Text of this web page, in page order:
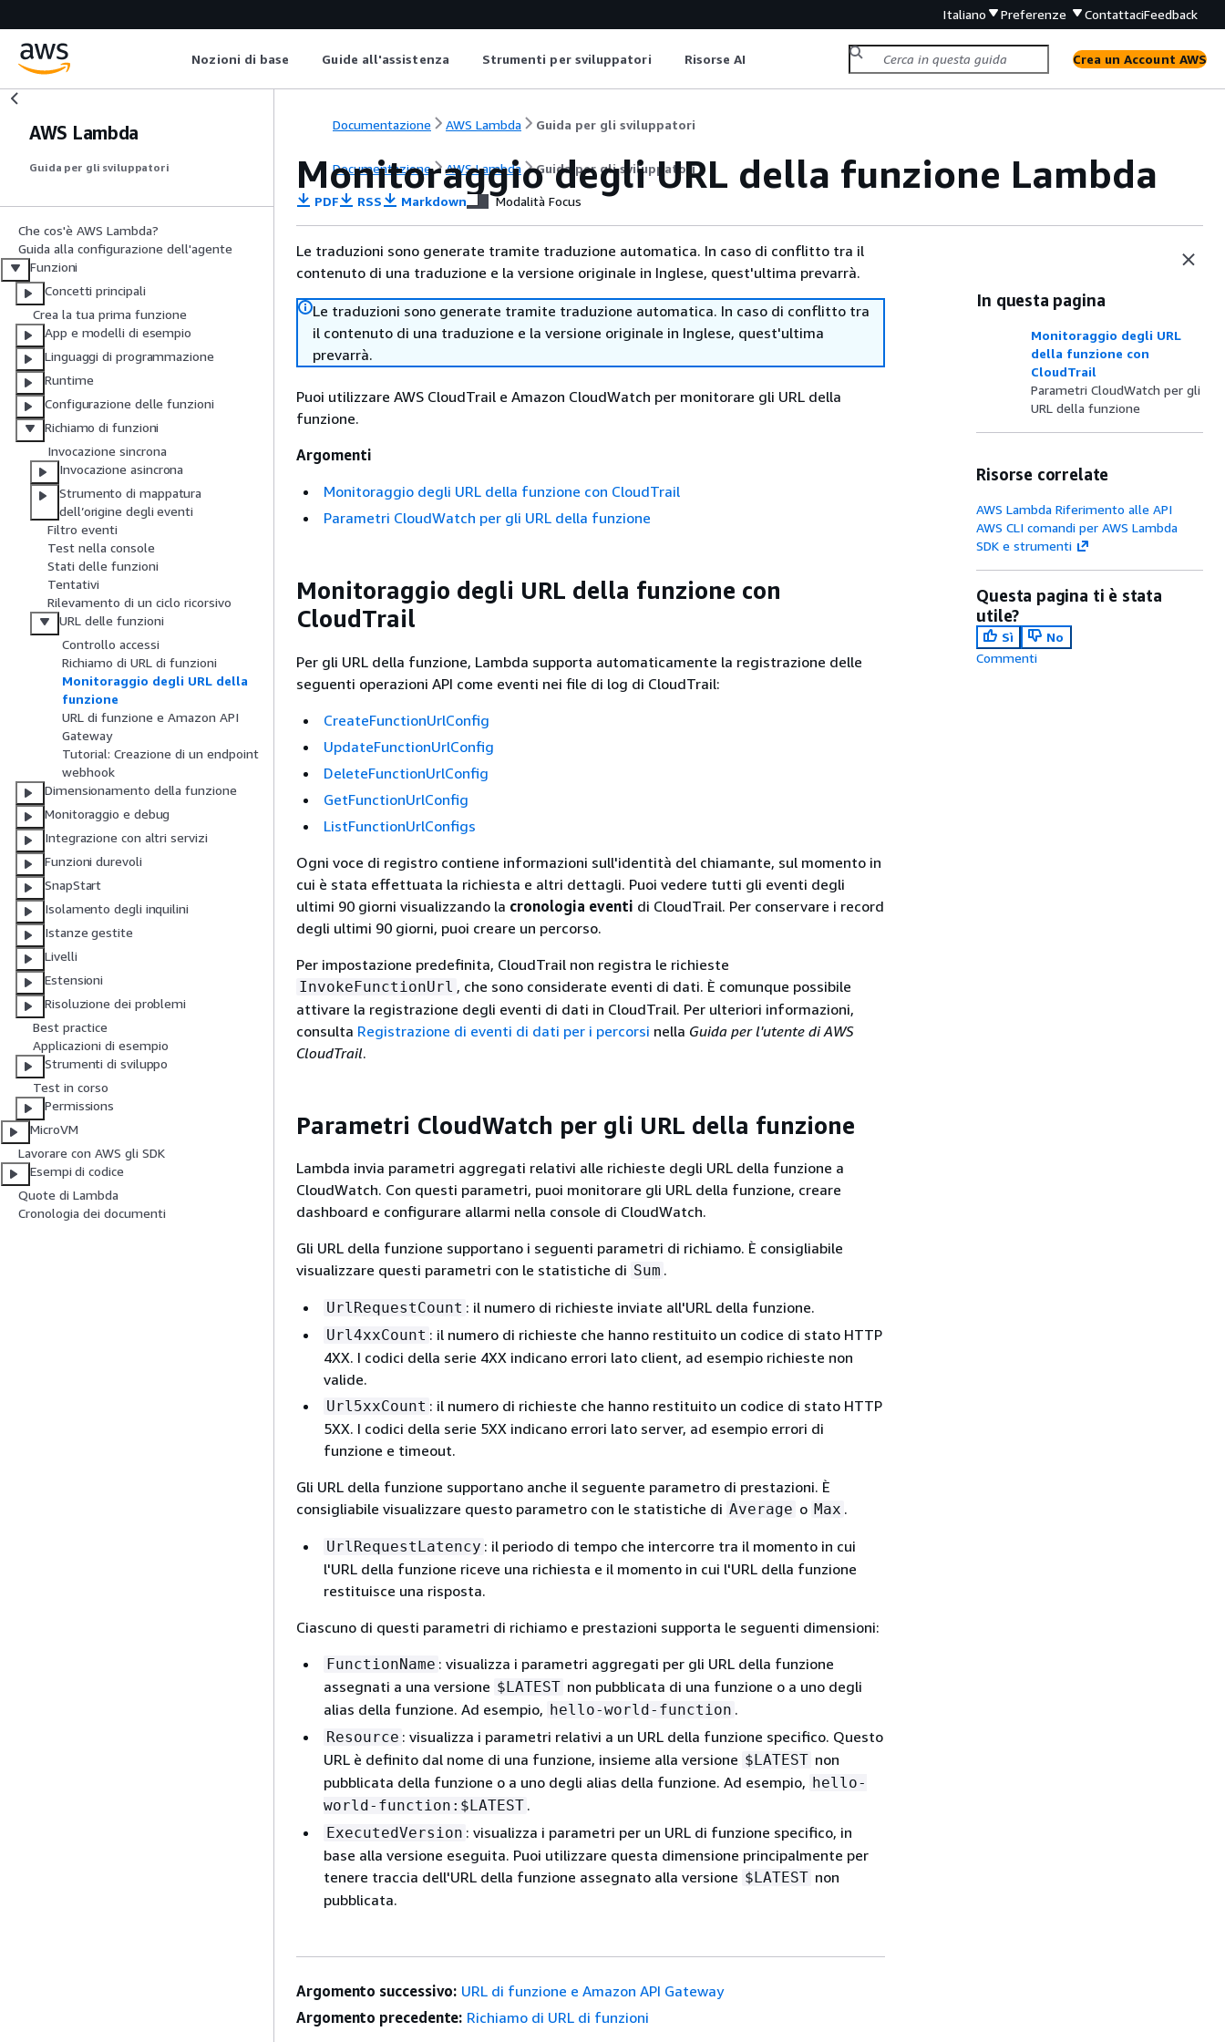
Italiano Preferenze ContattaciFeedback
Nozioni di base Guide all'assistenza Strumenti per sviluppatori Risorse AI Crea un Account AWS
AWS Lambda
Guida per gli sviluppatori
Che cos'è AWS Lambda?
Guida alla configurazione dell'agente
Funzioni
Concetti principali
Crea la tua prima funzione
App e modelli di esempio
Linguaggi di programmazione
Runtime
Configurazione delle funzioni
Richiamo di funzioni
Invocazione sincrona
Invocazione asincrona
Strumento di mappatura
dell’origine degli eventi
Filtro eventi
Test nella console
Stati delle funzioni
Tentativi
Rilevamento di un ciclo ricorsivo
URL delle funzioni
Controllo accessi
Richiamo di URL di funzioni
Monitoraggio degli URL della
funzione
URL di funzione e Amazon API
Gateway
Tutorial: Creazione di un endpoint
webhook
Dimensionamento della funzione
Monitoraggio e debug
Integrazione con altri servizi
Funzioni durevoli
SnapStart
Isolamento degli inquilini
Istanze gestite
Livelli
Estensioni
Risoluzione dei problemi
Best practice
Applicazioni di esempio
Strumenti di sviluppo
Test in corso
Permissions
MicroVM
Lavorare con AWS gli SDK
Esempi di codice
Quote di Lambda
Cronologia dei documenti
Documentazione AWS Lambda Guida per gli sviluppatori
Documentazione AWS Lambda Guida per gli sviluppatori
Monitoraggio degli URL della funzione Lambda
PDF RSS Markdown Modalità Focus
Le traduzioni sono generate tramite traduzione automatica. In caso di conflitto tra il
contenuto di una traduzione e la versione originale in Inglese, quest'ultima prevarrà.
Le traduzioni sono generate tramite traduzione automatica. In caso di conflitto tra
il contenuto di una traduzione e la versione originale in Inglese, quest'ultima
prevarrà.
Puoi utilizzare AWS CloudTrail e Amazon CloudWatch per monitorare gli URL della
funzione.
Argomenti
Monitoraggio degli URL della funzione con CloudTrail
Parametri CloudWatch per gli URL della funzione
Monitoraggio degli URL della funzione con
CloudTrail
Per gli URL della funzione, Lambda supporta automaticamente la registrazione delle
seguenti operazioni API come eventi nei file di log di CloudTrail:
CreateFunctionUrlConfig
UpdateFunctionUrlConfig
DeleteFunctionUrlConfig
GetFunctionUrlConfig
ListFunctionUrlConfigs
Ogni voce di registro contiene informazioni sull'identità del chiamante, sul momento in
cui è stata effettuata la richiesta e altri dettagli. Puoi vedere tutti gli eventi degli
ultimi 90 giorni visualizzando la cronologia eventi di CloudTrail. Per conservare i record
degli ultimi 90 giorni, puoi creare un percorso.
Per impostazione predefinita, CloudTrail non registra le richieste
InvokeFunctionUrl , che sono considerate eventi di dati. È comunque possibile
attivare la registrazione degli eventi di dati in CloudTrail. Per ulteriori informazioni,
consulta Registrazione di eventi di dati per i percorsi nella Guida per l'utente di AWS
CloudTrail.
Parametri CloudWatch per gli URL della funzione
Lambda invia parametri aggregati relativi alle richieste degli URL della funzione a
CloudWatch. Con questi parametri, puoi monitorare gli URL della funzione, creare
dashboard e configurare allarmi nella console di CloudWatch.
Gli URL della funzione supportano i seguenti parametri di richiamo. È consigliabile
visualizzare questi parametri con le statistiche di Sum .
UrlRequestCount : il numero di richieste inviate all'URL della funzione.
Url4xxCount : il numero di richieste che hanno restituito un codice di stato HTTP
4XX. I codici della serie 4XX indicano errori lato client, ad esempio richieste non
valide.
Url5xxCount : il numero di richieste che hanno restituito un codice di stato HTTP
5XX. I codici della serie 5XX indicano errori lato server, ad esempio errori di
funzione e timeout.
Gli URL della funzione supportano anche il seguente parametro di prestazioni. È
consigliabile visualizzare questo parametro con le statistiche di Average o Max .
UrlRequestLatency : il periodo di tempo che intercorre tra il momento in cui
l'URL della funzione riceve una richiesta e il momento in cui l'URL della funzione
restituisce una risposta.
Ciascuno di questi parametri di richiamo e prestazioni supporta le seguenti dimensioni:
FunctionName : visualizza i parametri aggregati per gli URL della funzione
assegnati a una versione $LATEST non pubblicata di una funzione o a uno degli
alias della funzione. Ad esempio, hello-world-function .
Resource : visualizza i parametri relativi a un URL della funzione specifico. Questo
URL è definito dal nome di una funzione, insieme alla versione $LATEST non
pubblicata della funzione o a uno degli alias della funzione. Ad esempio, hello-
world-function:$LATEST .
ExecutedVersion : visualizza i parametri per un URL di funzione specifico, in
base alla versione eseguita. Puoi utilizzare questa dimensione principalmente per
tenere traccia dell'URL della funzione assegnato alla versione $LATEST non
pubblicata.
In questa pagina
Monitoraggio degli URL
della funzione con
CloudTrail
Parametri CloudWatch per gli
URL della funzione
Risorse correlate
AWS Lambda Riferimento alle API
AWS CLI comandi per AWS Lambda
SDK e strumenti
Questa pagina ti è stata
utile?
Sì
No
Commenti
Argomento successivo: URL di funzione e Amazon API Gateway
Argomento precedente: Richiamo di URL di funzioni